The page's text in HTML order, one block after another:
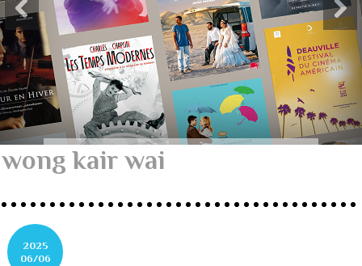
wong kair wai
2025
06/06